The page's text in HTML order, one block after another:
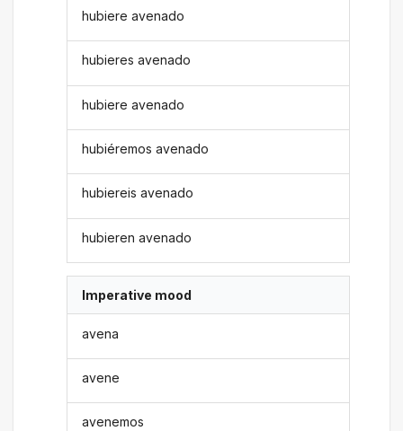
hubiere avenado
hubieres avenado
hubiere avenado
hubiéremos avenado
hubiereis avenado
hubieren avenado
Imperative mood
avena
avene
avenemos